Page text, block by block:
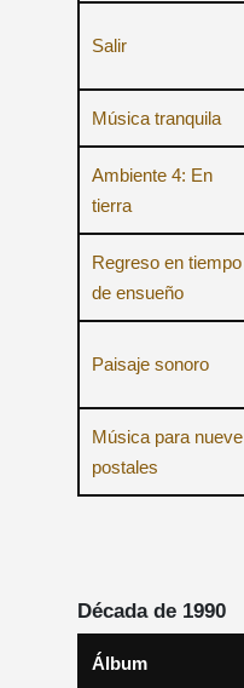
Salir
Música tranquila
Ambiente 4: En
tierra
Regreso en tiempo
de ensueño
Paisaje sonoro
Música para nueve
postales
Década de 1990
Álbum